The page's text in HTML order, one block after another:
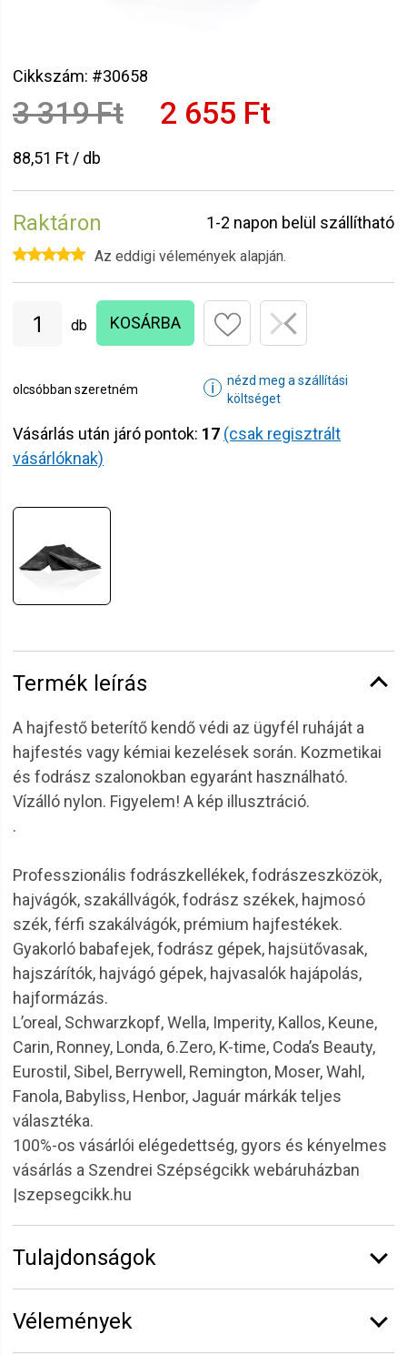
Cikkszám: #30658
3 319 Ft 2 655 Ft
88,51 Ft / db
Raktáron 1-2 napon belül szállítható
Az eddigi vélemények alapján.
db KOSÁRBA
olcsóbban szeretném ℹ
nézd meg a szállítási
költséget
Vásárlás után járó pontok: 17 (csak regisztrált
vásárlóknak)
Termék leírás
A hajfestő beterítő kendő védi az ügyfél ruháját a
hajfestés vagy kémiai kezelések során. Kozmetikai
és fodrász szalonokban egyaránt használható.
Vízálló nylon. Figyelem! A kép illusztráció.
.
Professzionális fodrászkellékek, fodrászeszközök,
hajvágók, szakállvágók, fodrász székek, hajmosó
szék, férfi szakálvágók, prémium hajfestékek.
Gyakorló babafejek, fodrász gépek, hajsütővasak,
hajszárítók, hajvágó gépek, hajvasalók hajápolás,
hajformázás.
L’oreal, Schwarzkopf, Wella, Imperity, Kallos, Keune,
Carin, Ronney, Londa, 6.Zero, K-time, Coda’s Beauty,
Eurostil, Sibel, Berrywell, Remington, Moser, Wahl,
Fanola, Babyliss, Henbor, Jaguár márkák teljes
választéka.
100%-os vásárlói elégedettség, gyors és kényelmes
vásárlás a Szendrei Szépségcikk webáruházban
|szepsegcikk.hu
Tulajdonságok
Vélemények